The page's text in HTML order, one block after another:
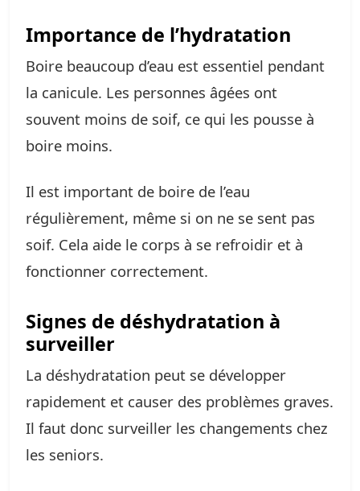
Importance de l’hydratation
Boire beaucoup d’eau est essentiel pendant
la canicule. Les personnes âgées ont
souvent moins de soif, ce qui les pousse à
boire moins.
Il est important de boire de l’eau
régulièrement, même si on ne se sent pas
soif. Cela aide le corps à se refroidir et à
fonctionner correctement.
Signes de déshydratation à
surveiller
La déshydratation peut se développer
rapidement et causer des problèmes graves.
Il faut donc surveiller les changements chez
les seniors.